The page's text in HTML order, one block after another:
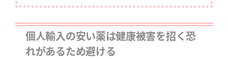
個人輸入の安い薬は健康被害を招く恐
れがあるため避ける